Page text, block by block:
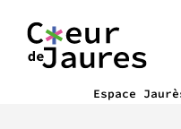
Espace